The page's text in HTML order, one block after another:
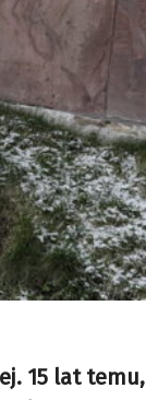
15 lat